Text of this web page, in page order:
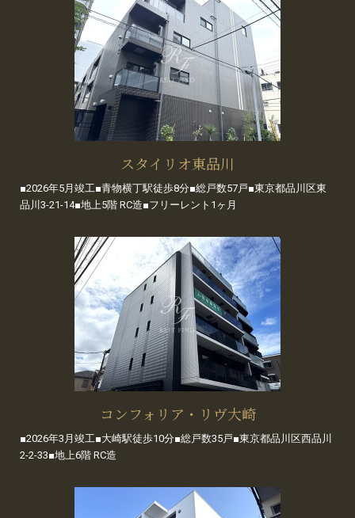
スタイリオ東品川
■2026年5月竣工■青物横丁駅徒歩8分■総戸数57戸■東京都品川区東
品川3-21-14■地上5階 RC造■フリーレント1ヶ月
コンフォリア・リヴ大崎
■2026年3月竣工■大崎駅徒歩10分■総戸数35戸■東京都品川区西品川
2-2-33■地上6階 RC造